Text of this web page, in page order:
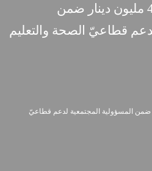
الفوسفات: تخصيص 40 مليون دينار ضمن
قطاعيّ الصحة والتعليم
40 مليون دينار ضمن المسؤولية المجتمعية لدعم قطاعيّ